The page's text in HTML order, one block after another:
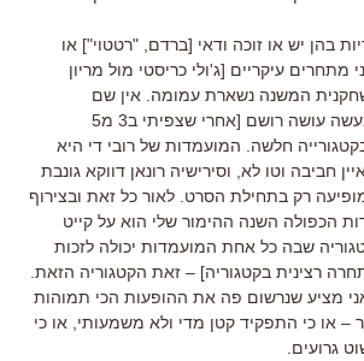
בהן יש או זוכה ודאי [ברדם, "רטטוי"] או
מתחרים עיקריים [ג'ולי כריסטי מול מריון
שחקנית המשנה נשארת עמומה. אין שם
פייבוריטית ברורה ולמעשה עושה רושם [אחרי שצפיתי ב3 מ5
חלשה. המועמדות של רובי די היא
חביבה וטו לא, וסירישיה רונאן דווקא גונבת
רק בתחילת הסרט. לאור כל זאת ובצירוף
הכפולה השנה ההימור שלי הוא על קייט
שבה כל אחת המועמדות יכולה לזכות
רצינית בקטגוריה] – זאת הקטגוריה הזאת.
אני מציע שנרשום פה את ההופעות הכי תמוהות
– או כי התפקיד קטן מדי ולא משמעותי, או כי
גרועים.